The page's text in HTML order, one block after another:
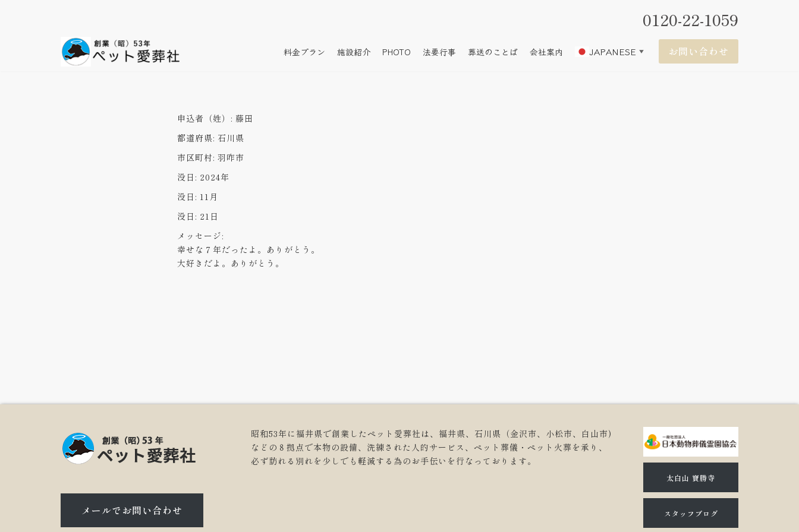
0120-22-1059
料金プラン 施設紹介 PHOTO 法要行事 葬送のことば 会社案内 JAPANESE ▼ お問い合わせ
申込者（姓）: 藤田
都道府県: 石川県
市区町村: 羽咋市
没日: 2024年
没日: 11月
没日: 21日
メッセージ:
幸せな７年だったよ。ありがとう。
大好きだよ。ありがとう。
メールでお問い合わせ
昭和53年に福井県で創業したペット愛葬社は、福井県、石川県（金沢市、小松市、白山市)
などの８拠点で本物の設備、洗練された人的サービス、ペット葬儀・ペット火葬を承り、
必ず訪れる別れを少しでも軽減する為のお手伝いを行なっております。
太白山 寶勝寺
スタッフブログ